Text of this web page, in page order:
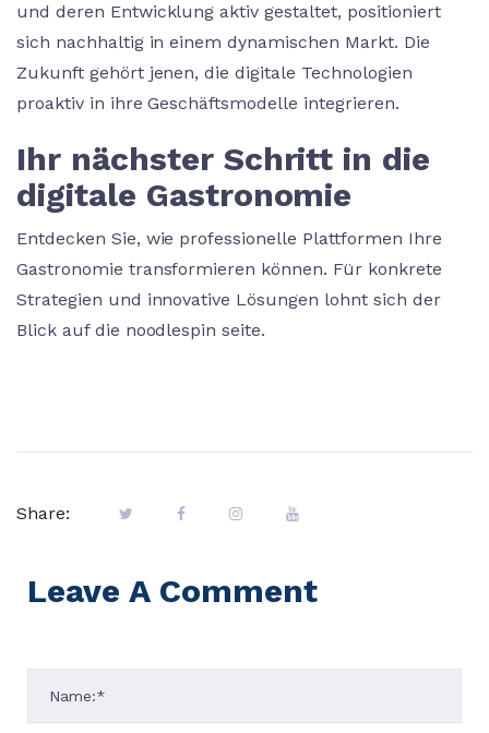
und deren Entwicklung aktiv gestaltet, positioniert
sich nachhaltig in einem dynamischen Markt. Die
Zukunft gehört jenen, die digitale Technologien
proaktiv in ihre Geschäftsmodelle integrieren.
Ihr nächster Schritt in die
digitale Gastronomie
Entdecken Sie, wie professionelle Plattformen Ihre
Gastronomie transformieren können. Für konkrete
Strategien und innovative Lösungen lohnt sich der
Blick auf die noodlespin seite.
Share:
Leave A Comment